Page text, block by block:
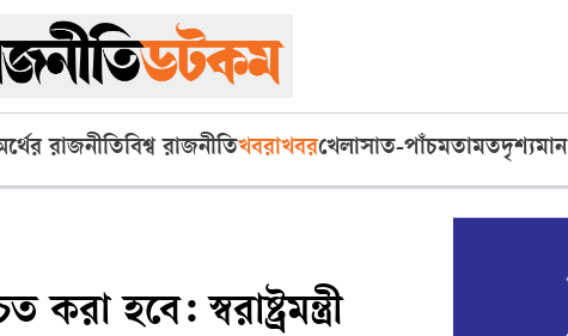
রাজনীতিবিশ্ব রাজনীতিখবরাখবরখেলাসাত-পাঁচমতামতদৃশ্যমান
করা হবে: স্বরাষ্ট্রমন্ত্রী